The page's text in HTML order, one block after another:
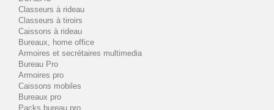
Classeurs à rideau
Classeurs à tiroirs
Caissons à rideau
Bureaux, home office
Armoires et secrétaires multimedia
Bureau Pro
Armoires pro
Caissons mobiles
Bureaux pro
Packs bureau pro